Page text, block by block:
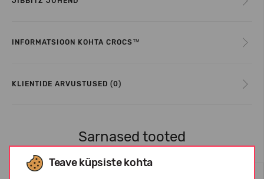
Teave küpsiste kohta
INFORMATSIOON KOHTA CROCS™
KLIENTIDE ARVUSTUSED (0)
Sarnased tooted